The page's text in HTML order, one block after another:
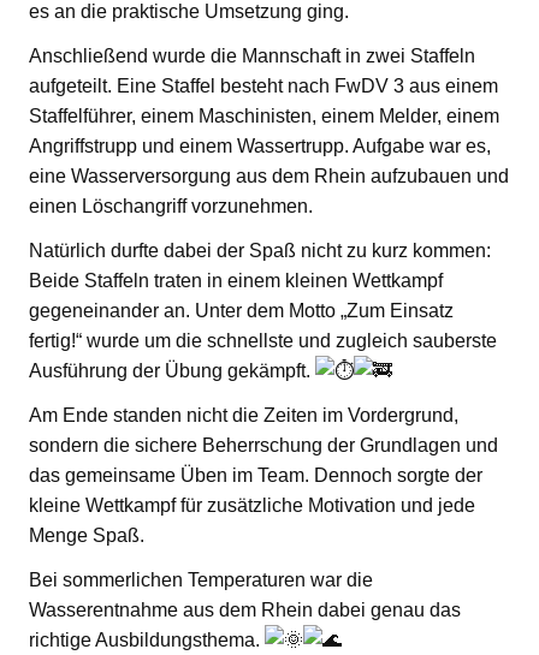
es an die praktische Umsetzung ging.
Anschließend wurde die Mannschaft in zwei Staffeln
aufgeteilt. Eine Staffel besteht nach FwDV 3 aus einem
Staffelführer, einem Maschinisten, einem Melder, einem
Angriffstrupp und einem Wassertrupp. Aufgabe war es,
eine Wasserversorgung aus dem Rhein aufzubauen und
einen Löschangriff vorzunehmen.
Natürlich durfte dabei der Spaß nicht zu kurz kommen:
Beide Staffeln traten in einem kleinen Wettkampf
gegeneinander an. Unter dem Motto „Zum Einsatz
fertig!“ wurde um die schnellste und zugleich sauberste
Ausführung der Übung gekämpft.
Am Ende standen nicht die Zeiten im Vordergrund,
sondern die sichere Beherrschung der Grundlagen und
das gemeinsame Üben im Team. Dennoch sorgte der
kleine Wettkampf für zusätzliche Motivation und jede
Menge Spaß.
Bei sommerlichen Temperaturen war die
Wasserentnahme aus dem Rhein dabei genau das
richtige Ausbildungsthema.